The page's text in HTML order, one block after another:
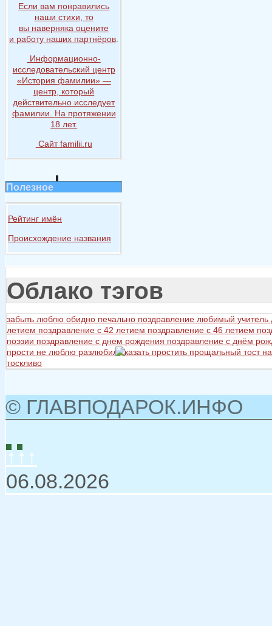
Если вам понравились
наши стихи, то
вы наверняка оцените
и работу наших партнёров
Информационно-
исследовательский центр
«История фамилии» —
центр, который
действительно исследует
фамилии. На протяжении
18 лет.
Сайт familii.ru
Полезное
Рейтинг имён
Происхождение названия
Облако тэгов
забыть люблю обидно печально поздравление любимый учитель
летием поздравление с 42 летием поздравление с 46 летием
поэзии поздравление с днем рождения поздравление с днём
прости не люблю разлюбил сказать простить прощальный тост
тоскливо
© ГЛАВПОДАРОК.ИНФО
↑↑↑
06.08.2026